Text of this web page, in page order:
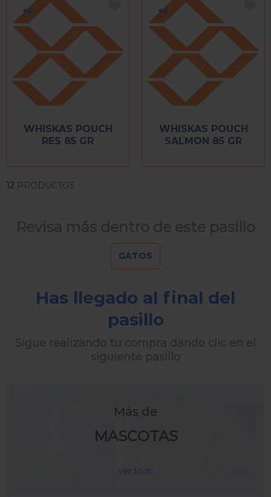
WHISKAS POUCH
RES 85 GR
WHISKAS POUCH
SALMON 85 GR
12 PRODUCTOS
GATOS
Has llegado al final del
pasillo
Más de
MASCOTAS
Ver todo